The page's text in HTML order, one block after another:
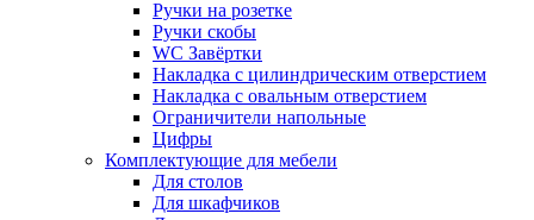
Ручки на розетке
Ручки скобы
WC Завёртки
Накладка с цилиндрическим отверстием
Накладка с овальным отверстием
Ограничители напольные
Цифры
Комплектующие для мебели
Для столов
Для шкафчиков